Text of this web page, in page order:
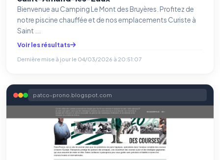
Bienvenue au Camping Le Mont des Bruyères. Profitez de
notre piscine chauffée et de nos emplacements Curiste à
Saint ...
Voir les résultats
Dernière mise à jour le 04/03/2026 à 20:51:07
patco-prono.blogspot.com